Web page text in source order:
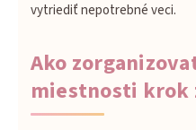
vytriediť nepotrebné veci.
Ako
miestnosti krok